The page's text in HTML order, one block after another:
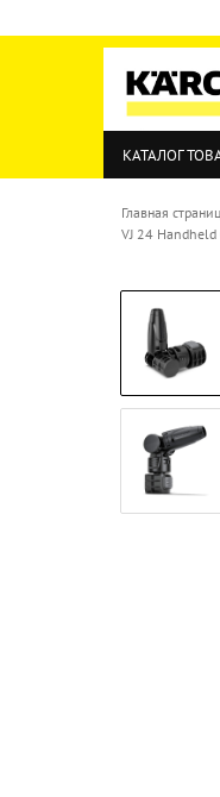
КАТАЛОГ
Главная
VJ 24 Handheld